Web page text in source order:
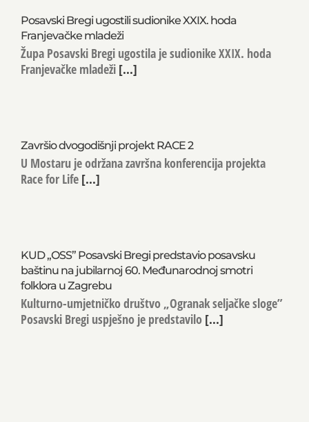
Posavski Bregi ugostili sudionike XXIX. hoda
Franjevačke mladeži
Župa Posavski Bregi ugostila je sudionike XXIX. hoda
Franjevačke mladeži [...]
Završio dvogodišnji projekt RACE 2
U Mostaru je održana završna konferencija projekta
Race for Life [...]
KUD „OSS” Posavski Bregi predstavio posavsku
baštinu na jubilarnoj 60. Međunarodnoj smotri
folklora u Zagrebu
Kulturno-umjetničko društvo „Ogranak seljačke sloge”
Posavski Bregi uspješno je predstavilo [...]